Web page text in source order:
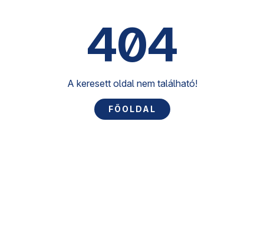
404
A keresett oldal nem található!
FŐOLDAL